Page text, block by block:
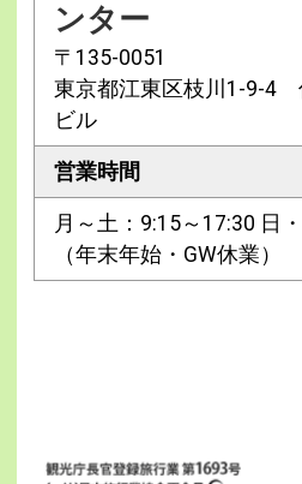
ンター
〒135-0051
東京都江東区枝川1-9-4
ビル
営業時間
月～土：9:15～17:30 日
（年末年始・GW休業）